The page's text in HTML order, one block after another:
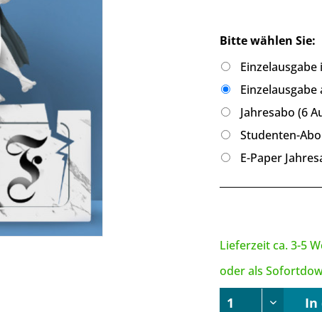
Bitte wählen Sie:
Jahresabo (6
Studenten-
E-Paper
Lieferzeit ca. 3-5
oder als
In